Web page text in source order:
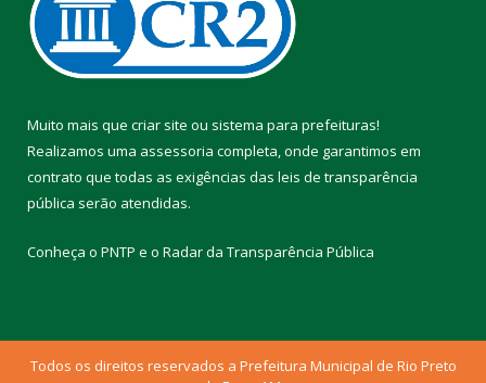
Muito mais que criar site ou sistema para prefeituras!
Realizamos uma assessoria completa, onde garantimos em
contrato que todas as exigências das leis de transparência
pública serão atendidas.
Conheça o PNTP e o Radar da Transparência Pública
Todos os direitos reservados a Prefeitura Municipal de Rio Preto